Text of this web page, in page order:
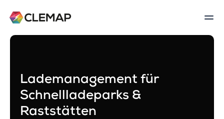
Lademanagement für
Schnellladeparks &
Raststätten